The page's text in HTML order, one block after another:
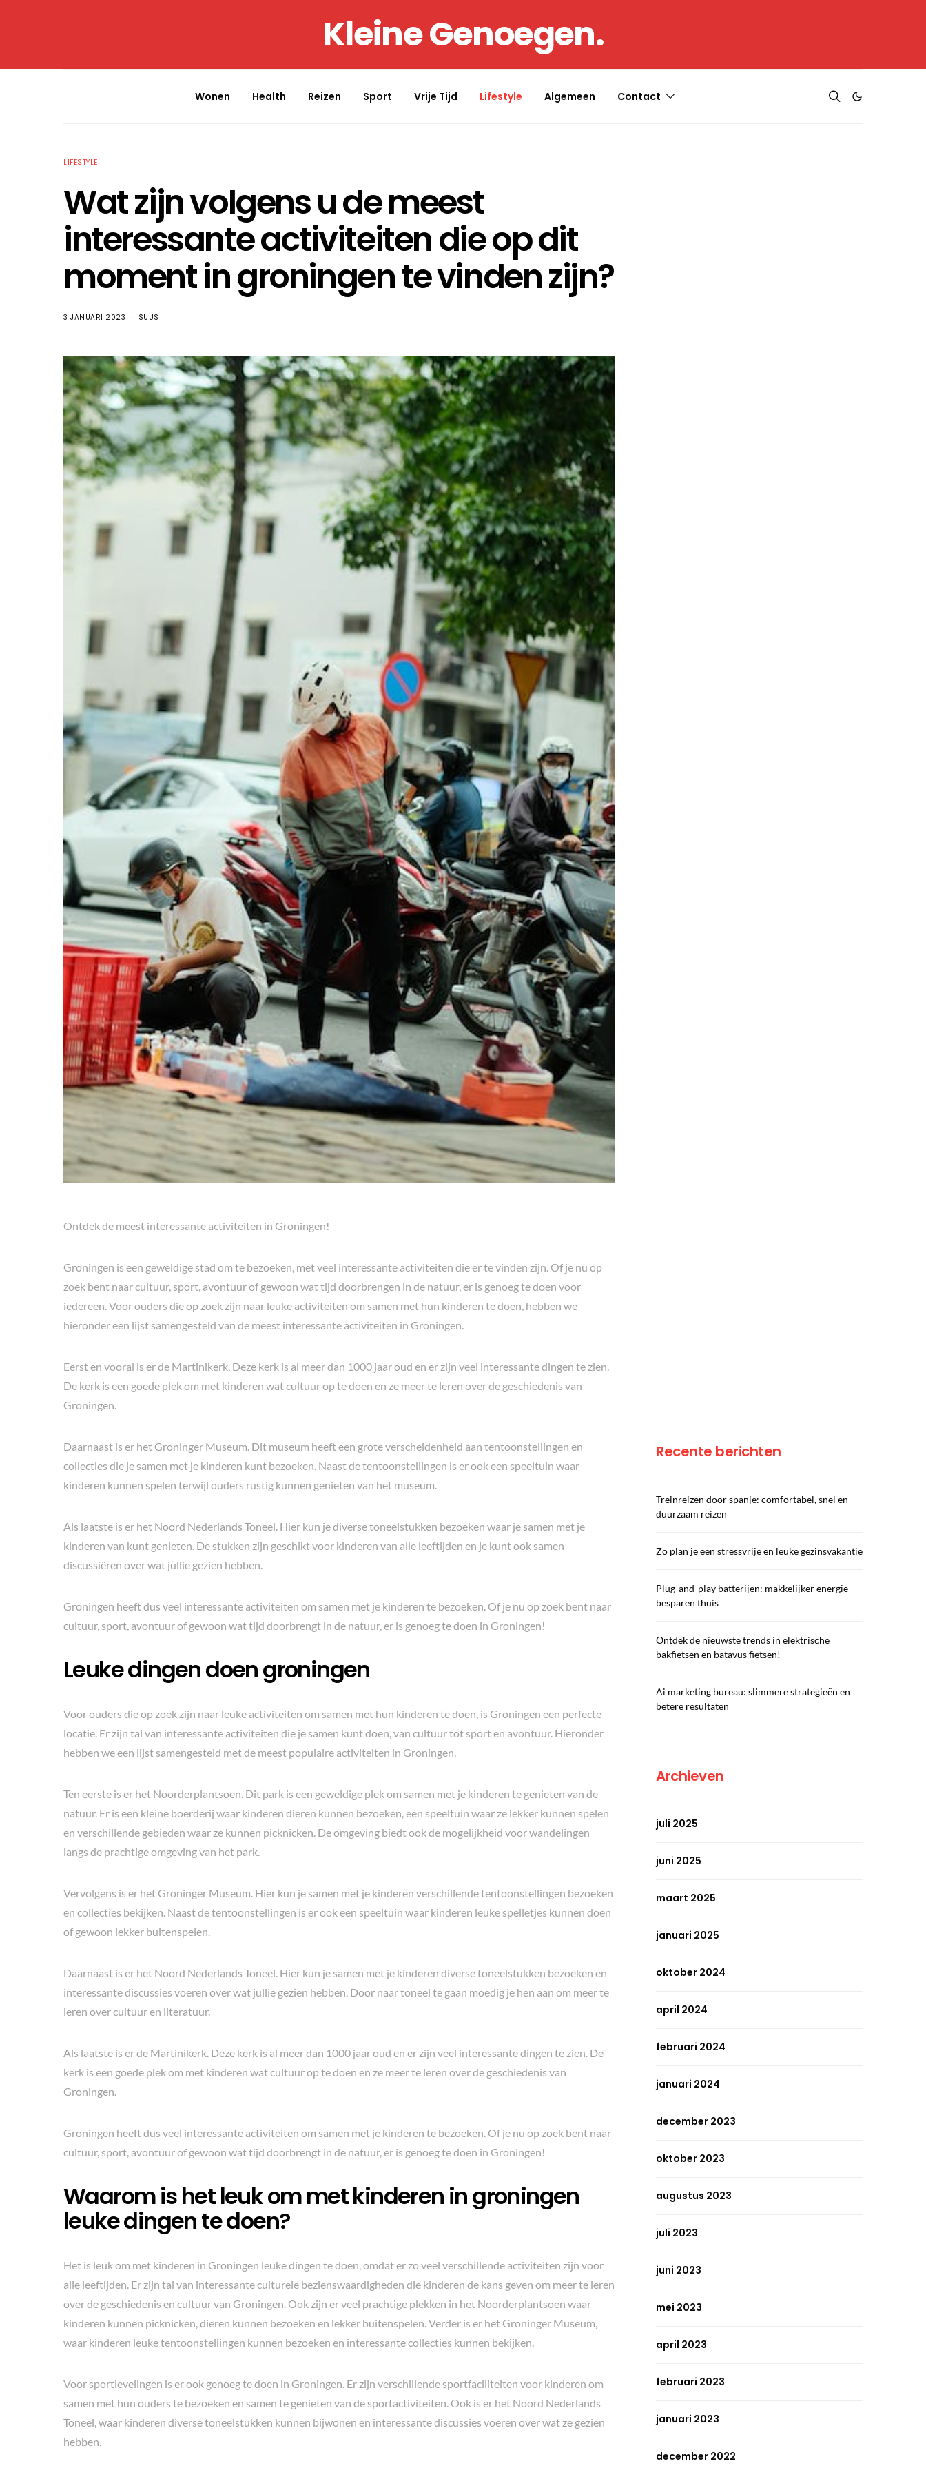
Kleine Genoegen.
Wonen Health Reizen Sport Vrije Tijd Lifestyle Algemeen Contact
LIFESTYLE
Wat zijn volgens u de meest
interessante activiteiten die op dit
moment in groningen te vinden zijn?
3 JANUARI 2023 SUUS
Ontdek de meest interessante activiteiten in Groningen!
Groningen is een geweldige stad om te bezoeken, met veel interessante activiteiten die er te vinden zijn. Of je nu op
zoek bent naar cultuur, sport, avontuur of gewoon wat tijd doorbrengen in de natuur, er is genoeg te doen voor
iedereen. Voor ouders die op zoek zijn naar leuke activiteiten om samen met hun kinderen te doen, hebben we
hieronder een lijst samengesteld van de meest interessante activiteiten in Groningen.
Eerst en vooral is er de Martinikerk. Deze kerk is al meer dan 1000 jaar oud en er zijn veel interessante dingen te zien.
De kerk is een goede plek om met kinderen wat cultuur op te doen en ze meer te leren over de geschiedenis van
Groningen.
Daarnaast is er het Groninger Museum. Dit museum heeft een grote verscheidenheid aan tentoonstellingen en
collecties die je samen met je kinderen kunt bezoeken. Naast de tentoonstellingen is er ook een speeltuin waar
kinderen kunnen spelen terwijl ouders rustig kunnen genieten van het museum.
Als laatste is er het Noord Nederlands Toneel. Hier kun je diverse toneelstukken bezoeken waar je samen met je
kinderen van kunt genieten. De stukken zijn geschikt voor kinderen van alle leeftijden en je kunt ook samen
discussiëren over wat jullie gezien hebben.
Groningen heeft dus veel interessante activiteiten om samen met je kinderen te bezoeken. Of je nu op zoek bent naar
cultuur, sport, avontuur of gewoon wat tijd doorbrengt in de natuur, er is genoeg te doen in Groningen!
Leuke dingen doen groningen
Voor ouders die op zoek zijn naar leuke activiteiten om samen met hun kinderen te doen, is Groningen een perfecte
locatie. Er zijn tal van interessante activiteiten die je samen kunt doen, van cultuur tot sport en avontuur. Hieronder
hebben we een lijst samengesteld met de meest populaire activiteiten in Groningen.
Ten eerste is er het Noorderplantsoen. Dit park is een geweldige plek om samen met je kinderen te genieten van de
natuur. Er is een kleine boerderij waar kinderen dieren kunnen bezoeken, een speeltuin waar ze lekker kunnen spelen
en verschillende gebieden waar ze kunnen picknicken. De omgeving biedt ook de mogelijkheid voor wandelingen
langs de prachtige omgeving van het park.
Vervolgens is er het Groninger Museum. Hier kun je samen met je kinderen verschillende tentoonstellingen bezoeken
en collecties bekijken. Naast de tentoonstellingen is er ook een speeltuin waar kinderen leuke spelletjes kunnen doen
of gewoon lekker buitenspelen.
Daarnaast is er het Noord Nederlands Toneel. Hier kun je samen met je kinderen diverse toneelstukken bezoeken en
interessante discussies voeren over wat jullie gezien hebben. Door naar toneel te gaan moedig je hen aan om meer te
leren over cultuur en literatuur.
Als laatste is er de Martinikerk. Deze kerk is al meer dan 1000 jaar oud en er zijn veel interessante dingen te zien. De
kerk is een goede plek om met kinderen wat cultuur op te doen en ze meer te leren over de geschiedenis van
Groningen.
Groningen heeft dus veel interessante activiteiten om samen met je kinderen te bezoeken. Of je nu op zoek bent naar
cultuur, sport, avontuur of gewoon wat tijd doorbrengt in de natuur, er is genoeg te doen in Groningen!
Waarom is het leuk om met kinderen in groningen
leuke dingen te doen?
Het is leuk om met kinderen in Groningen leuke dingen te doen, omdat er zo veel verschillende activiteiten zijn voor
alle leeftijden. Er zijn tal van interessante culturele bezienswaardigheden die kinderen de kans geven om meer te leren
over de geschiedenis en cultuur van Groningen. Ook zijn er veel prachtige plekken in het Noorderplantsoen waar
kinderen kunnen picknicken, dieren kunnen bezoeken en lekker buitenspelen. Verder is er het Groninger Museum,
waar kinderen leuke tentoonstellingen kunnen bezoeken en interessante collecties kunnen bekijken.
Voor sportievelingen is er ook genoeg te doen in Groningen. Er zijn verschillende sportfaciliteiten voor kinderen om
samen met hun ouders te bezoeken en samen te genieten van de sportactiviteiten. Ook is er het Noord Nederlands
Toneel, waar kinderen diverse toneelstukken kunnen bijwonen en interessante discussies voeren over wat ze gezien
hebben.
Recente berichten
Treinreizen door spanje: comfortabel, snel en
duurzaam reizen
Zo plan je een stressvrije en leuke gezinsvakantie
Plug-and-play batterijen: makkelijker energie
besparen thuis
Ontdek de nieuwste trends in elektrische
bakfietsen en batavus fietsen!
Ai marketing bureau: slimmere strategieën en
betere resultaten
Archieven
juli 2025
juni 2025
maart 2025
januari 2025
oktober 2024
april 2024
februari 2024
januari 2024
december 2023
oktober 2023
augustus 2023
juli 2023
juni 2023
mei 2023
april 2023
februari 2023
januari 2023
december 2022